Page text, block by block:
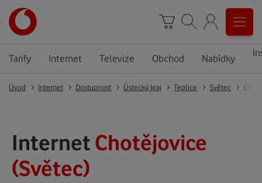
Tarify Internet Televize Obchod Nabídky
Úvod Internet Dostupnost Ústecký kraj Teplice Světec
Internet Chotějovice
(Světec)